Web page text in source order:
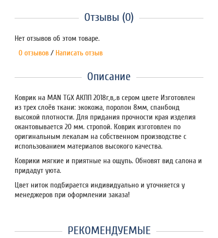
Отзывы (0)
Нет отзывов об этом товаре.
0 отзывов / Написать отзыв
Описание
Коврик на MAN TGX АКПП 2018г,в,.в сером цвете Изготовлен
из трех слоёв ткани: экокожа, поролон 8мм, спанбонд
высокой плотности. Для придания прочности края изделия
окантовывается 20 мм. стропой. Коврик изготовлен по
оригинальным лекалам на собственном производстве с
использованием материалов высокого качества.
Коврики мягкие и приятные на ощупь. Обновят вид салона и
придадут уюта.
Цвет ниток подбирается индивидуально и уточняется у
менеджеров при оформлении заказа!
РЕКОМЕНДУЕМЫЕ